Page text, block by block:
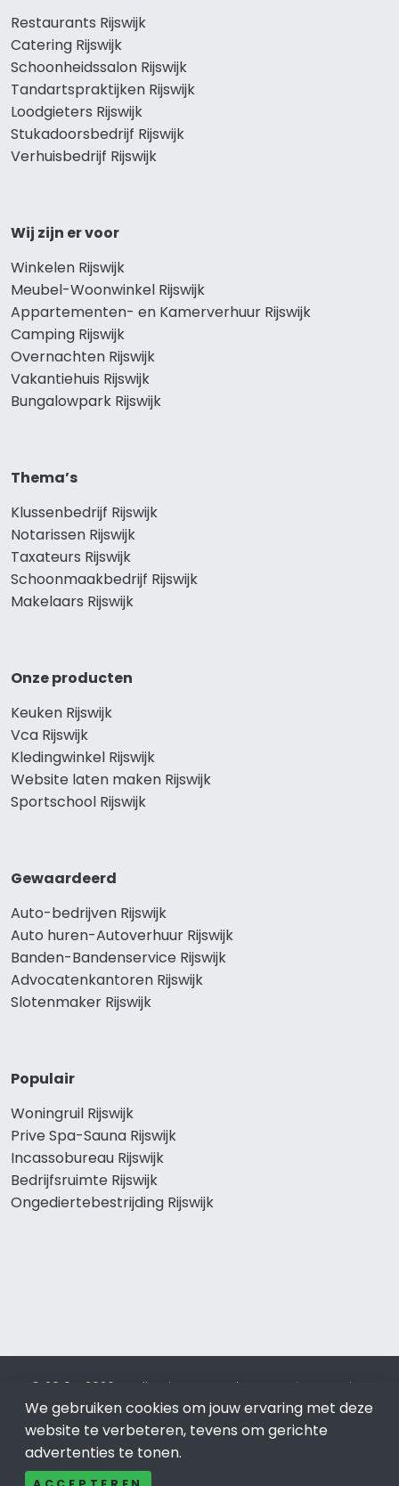
Restaurants Rijswijk
Catering Rijswijk
Schoonheidssalon Rijswijk
Tandartspraktijken Rijswijk
Loodgieters Rijswijk
Stukadoorsbedrijf Rijswijk
Verhuisbedrijf Rijswijk
Wij zijn er voor
Winkelen Rijswijk
Meubel-Woonwinkel Rijswijk
Appartementen- en Kamerverhuur Rijswijk
Camping Rijswijk
Overnachten Rijswijk
Vakantiehuis Rijswijk
Bungalowpark Rijswijk
Thema’s
Klussenbedrijf Rijswijk
Notarissen Rijswijk
Taxateurs Rijswijk
Schoonmaakbedrijf Rijswijk
Makelaars Rijswijk
Onze producten
Keuken Rijswijk
Vca Rijswijk
Kledingwinkel Rijswijk
Website laten maken Rijswijk
Sportschool Rijswijk
Gewaardeerd
Auto-bedrijven Rijswijk
Auto huren-Autoverhuur Rijswijk
Banden-Bandenservice Rijswijk
Advocatenkantoren Rijswijk
Slotenmaker Rijswijk
Populair
Woningruil Rijswijk
Prive Spa-Sauna Rijswijk
Incassobureau Rijswijk
Bedrijfsruimte Rijswijk
Ongediertebestrijding Rijswijk
© 2019 - 2026 Realisatie en SEO door SEO-bureau
Lion
Internet. Betaal alleen voor bewezen resultaten?SEO
optimalisatie No Cure No Pay.Rijswijkis onderdeel van Lion
Internet.
We gebruiken cookies om jouw ervaring met deze
website te verbeteren, tevens om gerichte
advertenties te tonen.